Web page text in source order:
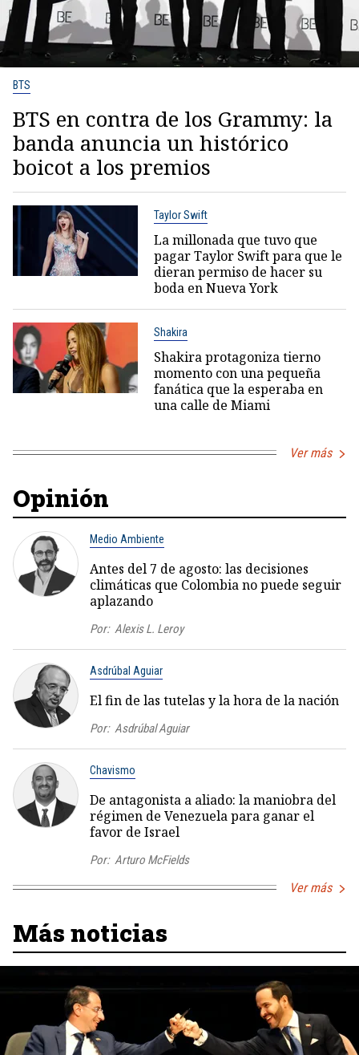
BTS
BTS en contra de los Grammy: la
banda anuncia un histórico
boicot a los premios
Taylor Swift
La millonada que tuvo que
pagar Taylor Swift para que le
dieran permiso de hacer su
boda en Nueva York
Shakira
Shakira protagoniza tierno
momento con una pequeña
fanática que la esperaba en
una calle de Miami
Ver más
Opinión
Medio Ambiente
Antes del 7 de agosto: las decisiones
climáticas que Colombia no puede seguir
aplazando
Por: Alexis L. Leroy
Asdrúbal Aguiar
El fin de las tutelas y la hora de la nación
Por: Asdrúbal Aguiar
Chavismo
De antagonista a aliado: la maniobra del
régimen de Venezuela para ganar el
favor de Israel
Por: Arturo McFields
Ver más
Más noticias